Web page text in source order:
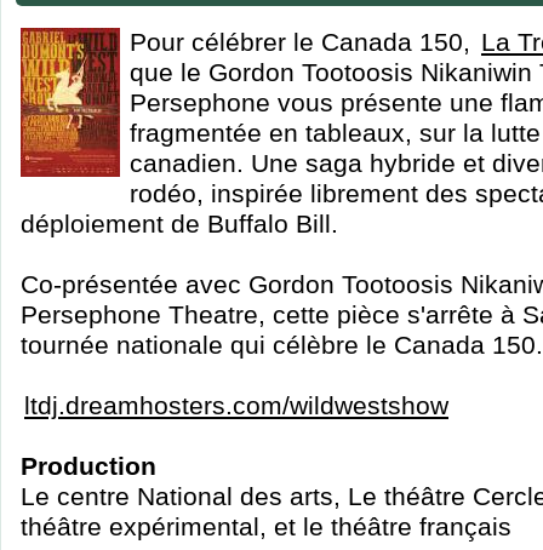
Pour célébrer le Canada 150, La
que le Gordon Tootoosis Nikaniwin
Persephone vous présente une
fragmentée en tableaux, sur la
canadien. Une saga hybride et
rodéo, inspirée librement des
déploiement de Buffalo Bill.
Co-présentée avec Gordon Tootoosis
Persephone Theatre, cette pièce s'arrête à
tournée nationale qui célèbre le Canada 150.
ltdj.dreamhosters.com/wildwestshow
Production
Le centre National des arts, Le théâtre
théâtre expérimental, et le théâtre français